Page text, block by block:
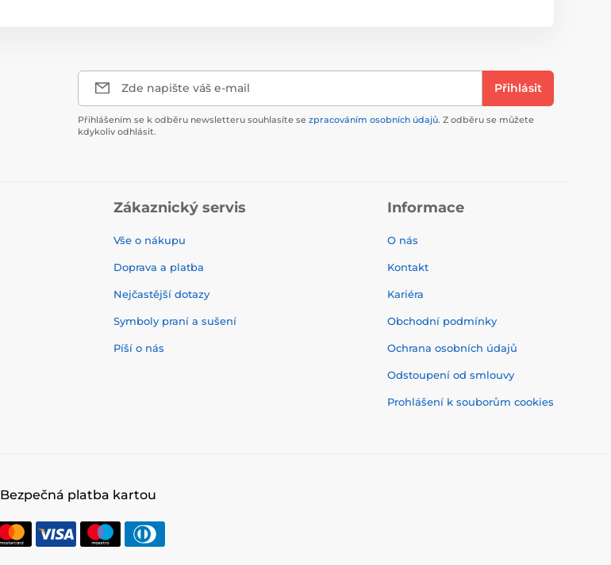
Zde napište váš e-mail Přihlásit
Přihlášením se k odběru newsletteru souhlasíte se zpracováním osobních údajů. Z odběru se můžete
kdykoliv odhlásit.
Zákaznický servis
Vše o nákupu
Doprava a platba
Nejčastější dotazy
Symboly praní a sušení
Píší o nás
Informace
O nás
Kontakt
Kariéra
Obchodní podmínky
Ochrana osobních údajů
Odstoupení od smlouvy
Prohlášení k souborům cookies
Bezpečná platba kartou